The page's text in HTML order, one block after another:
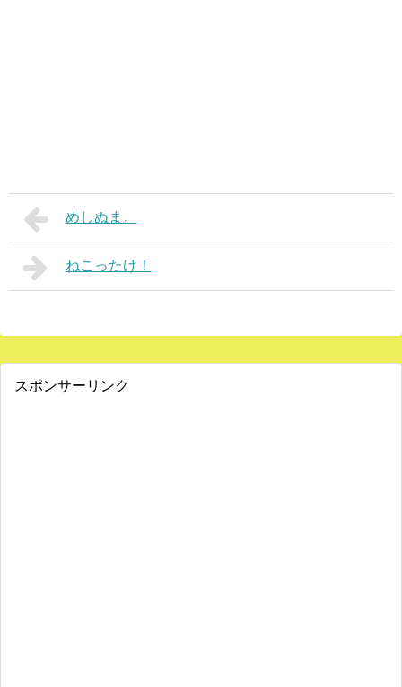
めしぬま。
ねこったけ！
スポンサーリンク